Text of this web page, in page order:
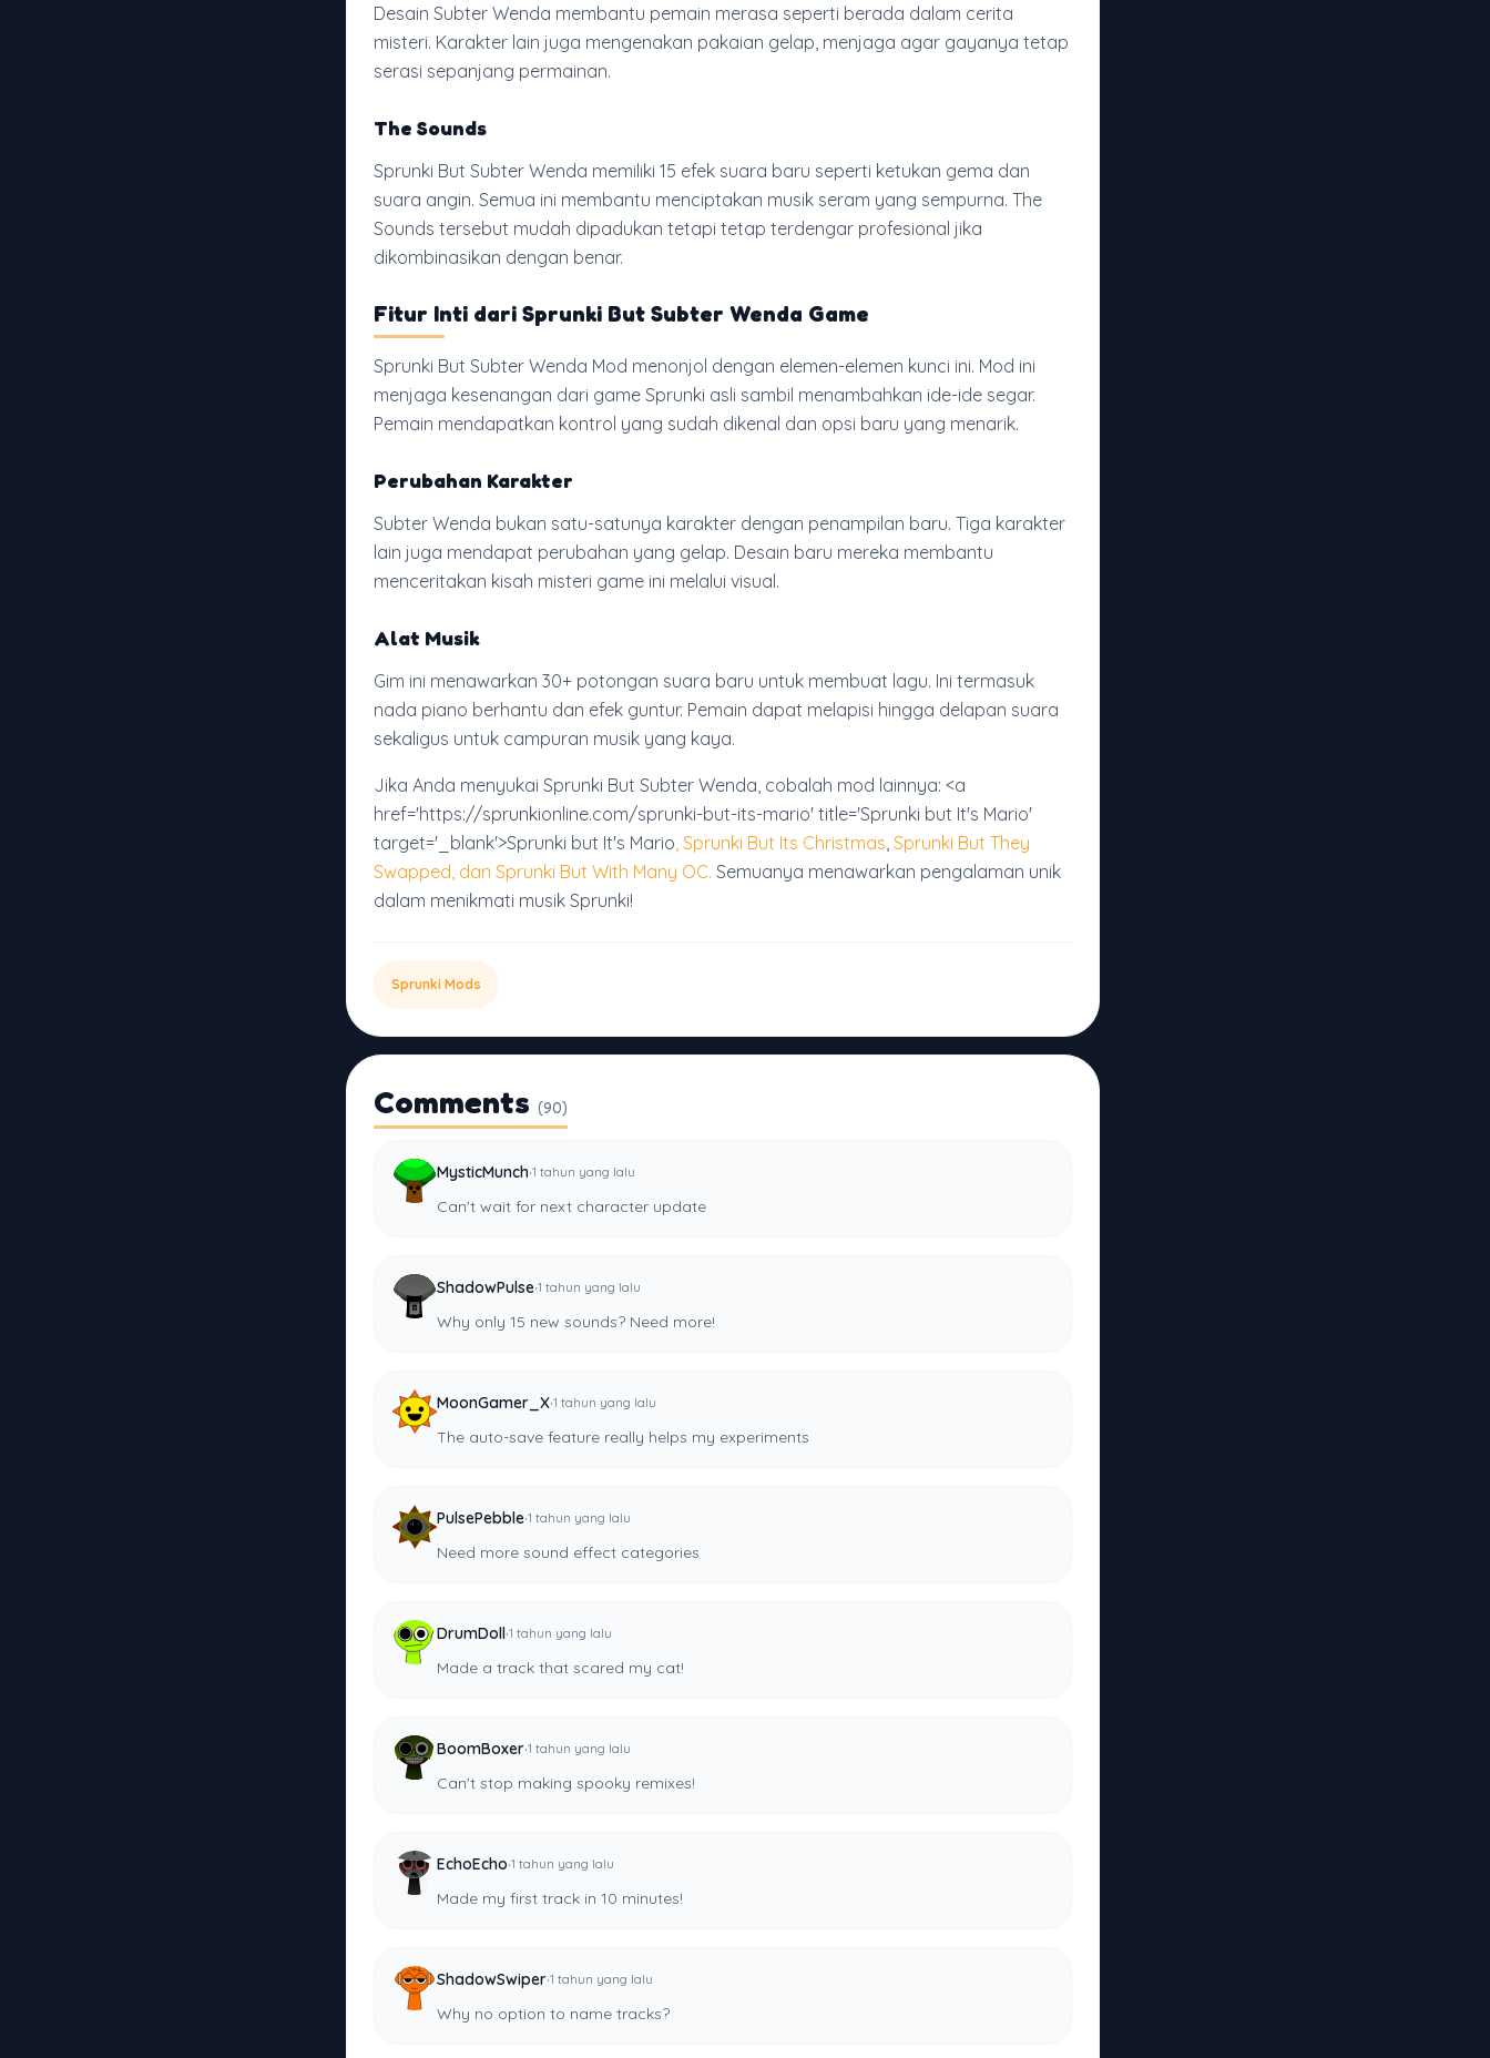
Desain Subter Wenda membantu pemain merasa seperti berada dalam cerita
misteri. Karakter lain juga mengenakan pakaian gelap, menjaga agar gayanya tetap
serasi sepanjang permainan.
The Sounds
Sprunki But Subter Wenda memiliki 15 efek suara baru seperti ketukan gema dan
suara angin. Semua ini membantu menciptakan musik seram yang sempurna. The
Sounds tersebut mudah dipadukan tetapi tetap terdengar profesional jika
dikombinasikan dengan benar.
Fitur Inti dari Sprunki But Subter Wenda Game
Sprunki But Subter Wenda Mod menonjol dengan elemen-elemen kunci ini. Mod ini
menjaga kesenangan dari game Sprunki asli sambil menambahkan ide-ide segar.
Pemain mendapatkan kontrol yang sudah dikenal dan opsi baru yang menarik.
Perubahan Karakter
Subter Wenda bukan satu-satunya karakter dengan penampilan baru. Tiga karakter
lain juga mendapat perubahan yang gelap. Desain baru mereka membantu
menceritakan kisah misteri game ini melalui visual.
Alat Musik
Gim ini menawarkan 30+ potongan suara baru untuk membuat lagu. Ini termasuk
nada piano berhantu dan efek guntur. Pemain dapat melapisi hingga delapan suara
sekaligus untuk campuran musik yang kaya.
Jika Anda menyukai Sprunki But Subter Wenda, cobalah mod lainnya: <a
href='https://sprunkionline.com/sprunki-but-its-mario' title='Sprunki but It's Mario'
target='_blank'>Sprunki but It's Mario, Sprunki But Its Christmas, Sprunki But They
Swapped, dan Sprunki But With Many OC. Semuanya menawarkan pengalaman unik
dalam menikmati musik Sprunki!
Sprunki Mods
Comments (90)
MysticMunch·1 tahun yang lalu
Can't wait for next character update
ShadowPulse·1 tahun yang lalu
Why only 15 new sounds? Need more!
MoonGamer_X·1 tahun yang lalu
The auto-save feature really helps my experiments
PulsePebble·1 tahun yang lalu
Need more sound effect categories
DrumDoll·1 tahun yang lalu
Made a track that scared my cat!
BoomBoxer·1 tahun yang lalu
Can't stop making spooky remixes!
EchoEcho·1 tahun yang lalu
Made my first track in 10 minutes!
ShadowSwiper·1 tahun yang lalu
Why no option to name tracks?